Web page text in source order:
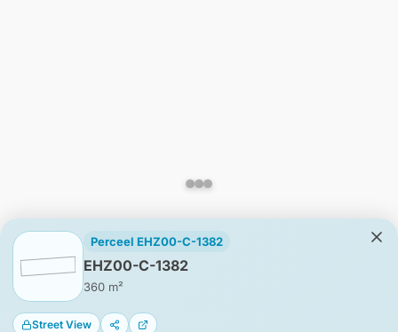
Perceel EHZ00-C-1382
EHZ00-C-1382
360 m²
Street View